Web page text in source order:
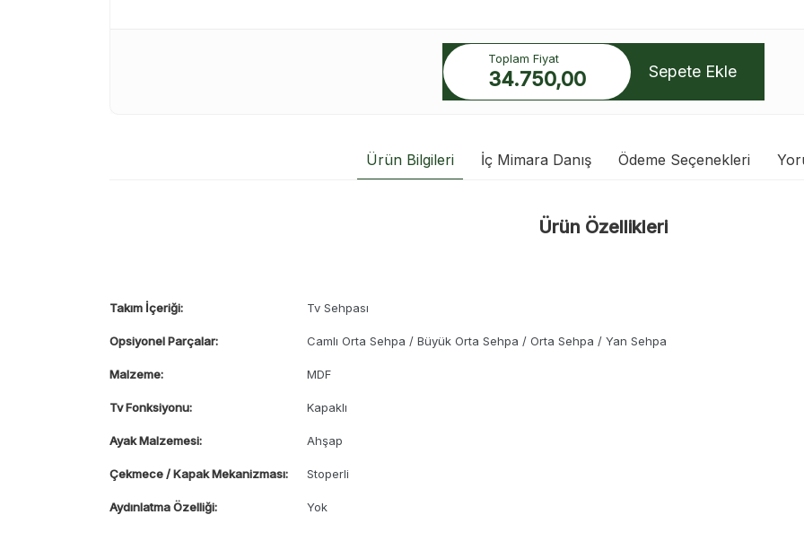
Toplam Fiyat
34.750,00 Sepete Ekle
Ürün Bilgileri İç Mimara Danış Ödeme Seçenekleri
Ürün Özellikleri
Takım İçeriği: Tv Sehpası
Opsiyonel Parçalar: Camlı Orta Sehpa / Büyük Orta Sehpa / Orta Sehpa / Yan Sehpa
Malzeme: MDF
Tv Fonksiyonu: Kapaklı
Ayak Malzemesi: Ahşap
Çekmece / Kapak Mekanizması: Stoperli
Aydınlatma Özelliği: Yok